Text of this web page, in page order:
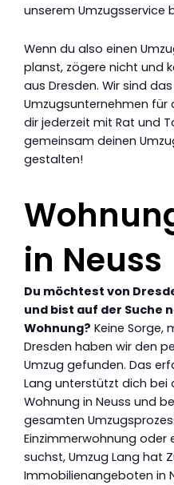
unserem Umzugsservice
Wenn du also einen
planst, zögere nicht und
aus Dresden. Wir sind
Umzugsunternehmen für
dir jederzeit mit Rat und
gemeinsam deinen
gestalten!
in Neuss
Du möchtest von
und bist auf der Suche
Wohnung? Keine Sorge,
Dresden haben wir den
Umzug gefunden. Das
Lang unterstützt dich bei
Wohnung in Neuss und
gesamten
Einzimmerwohnung oder
suchst, Umzug Lang hat
Immobilienangeboten in